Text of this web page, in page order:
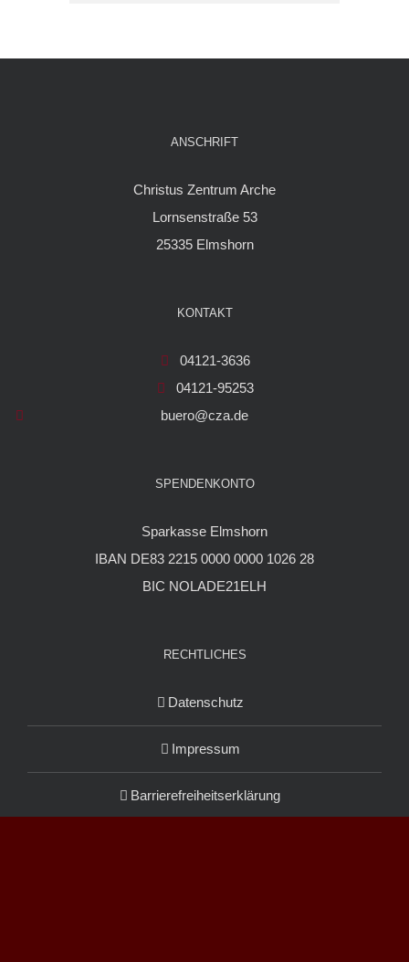
ANSCHRIFT
Christus Zentrum Arche
Lornsenstraße 53
25335 Elmshorn
KONTAKT
04121-3636
04121-95253
buero@cza.de
SPENDENKONTO
Sparkasse Elmshorn
IBAN DE83 2215 0000 0000 1026 28
BIC NOLADE21ELH
RECHTLICHES
Datenschutz
Impressum
Barrierefreiheitserklärung